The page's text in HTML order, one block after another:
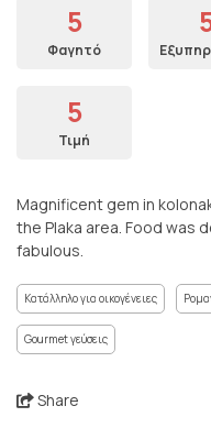
5
Φαγητό
5
Τιμή
Magnificent gem in
the Plaka area. Food was
fabulous.
Κατάλληλο για οικογένειες
Gourmet γεύσεις
Share